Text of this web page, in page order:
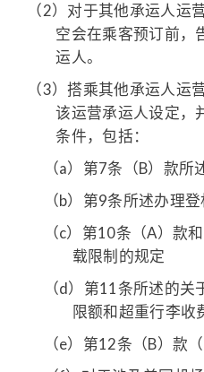
（2） 对于其他承运人运
空会在乘客预订前，
运人。
（3）搭乘其他承运人运
该运营承运人设定，
条件，包括：
（a） 第7条（B）款所
（b） 第9条所述办理
（c） 第10条（A）款
载限制的规定
（d） 第11条所述的关
限额和超重行李收
（e） 第12条（B）款